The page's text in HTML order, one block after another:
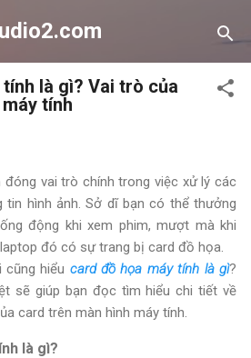
đến nội dung chính
là gì? Vai trò của
tính
vai trò chính trong việc xử lý các
hình ảnh. Sở dĩ bạn có thể thưởng
động khi xem phim, mượt mà khi
đó có sự trang bị card đồ họa.
cũng hiểu card đồ họa máy tính là gì?
sẽ giúp bạn đọc tìm hiểu chi tiết về
card trên màn hình máy tính.
là gì?